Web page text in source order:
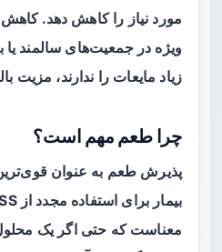
مورد نیاز را کاهش دهد.
ویژه در جمعیت‌های سالمند
زیاد مایعات را ندارند، مزیت
چرا طعم مهم است؟
پذیرش طعم به عنوان
معناست که حتی اگر یک